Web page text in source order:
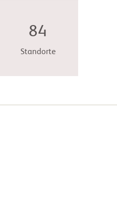
84
Standorte